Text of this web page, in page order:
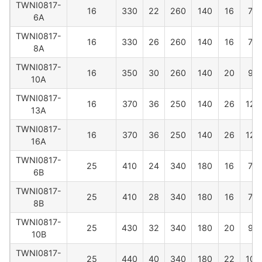
TWNI0817-
6A
16 330 22 260 140 16 70
TWNI0817-
8A
16 330 26 260 140 16 70
TWNI0817-
10A
16 350 30 260 140 20 90
TWNI0817-
13A
16 370 36 250 140 26 120
TWNI0817-
16A
16 370 36 250 140 26 120
TWNI0817-
6B
25 410 24 340 180 16 70
TWNI0817-
8B
25 410 28 340 180 16 70
TWNI0817-
10B
25 430 32 340 180 20 90
TWNI0817-
25 440 40 340 180 22 100